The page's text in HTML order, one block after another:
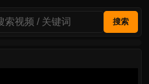
搜索